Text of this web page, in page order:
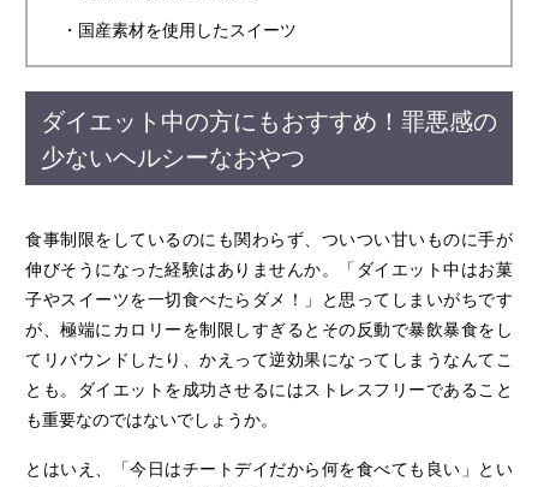
・国産素材を使用したスイーツ
ダイエット中の方にもおすすめ！罪悪感の
少ないヘルシーなおやつ
食事制限をしているのにも関わらず、ついつい甘いものに手が
伸びそうになった経験はありませんか。「ダイエット中はお菓
子やスイーツを一切食べたらダメ！」と思ってしまいがちです
が、極端にカロリーを制限しすぎるとその反動で暴飲暴食をし
てリバウンドしたり、かえって逆効果になってしまうなんてこ
とも。ダイエットを成功させるにはストレスフリーであること
も重要なのではないでしょうか。
とはいえ、「今日はチートデイだから何を食べても良い」とい